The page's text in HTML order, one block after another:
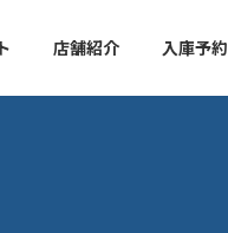
店舗紹介 入庫予約